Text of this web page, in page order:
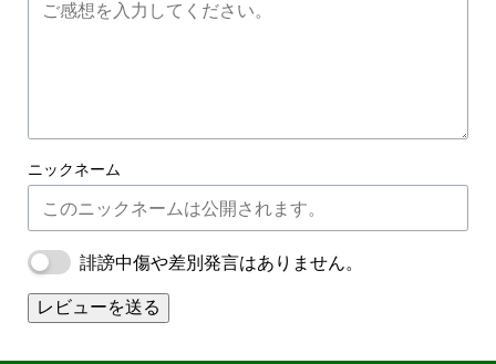
ニックネーム
誹謗中傷や差別発言はありません。
レビューを送る